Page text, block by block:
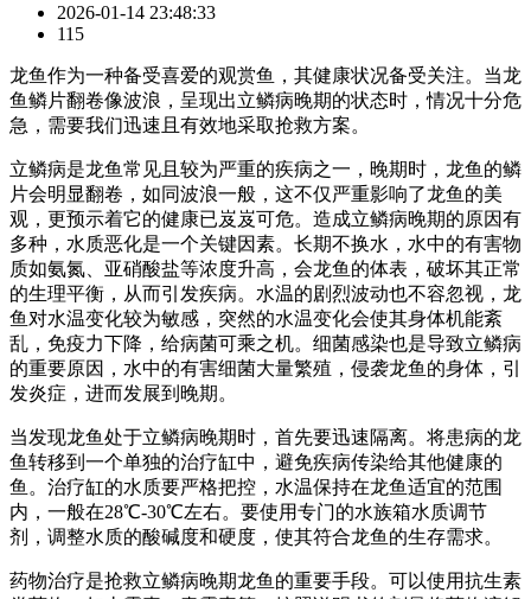
2026-01-14 23:48:33
115
龙鱼作为一种备受喜爱的观赏鱼，其健康状况备受关注。当龙
鱼鳞片翻卷像波浪，呈现出立鳞病晚期的状态时，情况十分危
急，需要我们迅速且有效地采取抢救方案。
立鳞病是龙鱼常见且较为严重的疾病之一，晚期时，龙鱼的鳞
片会明显翻卷，如同波浪一般，这不仅严重影响了龙鱼的美
观，更预示着它的健康已岌岌可危。造成立鳞病晚期的原因有
多种，水质恶化是一个关键因素。长期不换水，水中的有害物
质如氨氮、亚硝酸盐等浓度升高，会龙鱼的体表，破坏其正常
的生理平衡，从而引发疾病。水温的剧烈波动也不容忽视，龙
鱼对水温变化较为敏感，突然的水温变化会使其身体机能紊
乱，免疫力下降，给病菌可乘之机。细菌感染也是导致立鳞病
的重要原因，水中的有害细菌大量繁殖，侵袭龙鱼的身体，引
发炎症，进而发展到晚期。
当发现龙鱼处于立鳞病晚期时，首先要迅速隔离。将患病的龙
鱼转移到一个单独的治疗缸中，避免疾病传染给其他健康的
鱼。治疗缸的水质要严格把控，水温保持在龙鱼适宜的范围
内，一般在28℃-30℃左右。要使用专门的水族箱水质调节
剂，调整水质的酸碱度和硬度，使其符合龙鱼的生存需求。
药物治疗是抢救立鳞病晚期龙鱼的重要手段。可以使用抗生素